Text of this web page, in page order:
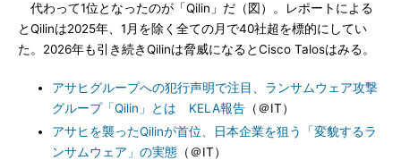
代わって1位となったのが「Qilin」だ（図）。レポートによる
とQilinは2025年、1月を除く全ての月で40社超を標的にしてい
た。2026年も引き続きQilinは脅威になるとCisco Talosはみる。
アサヒグループへの犯行声明で注目、ランサムウェア攻撃
グループ「Qilin」とは KELA報告 （＠IT）
アサヒを襲ったQilinが首位、日本企業を狙う「変貌するラ
ンサムウェア」の実態 （＠IT）